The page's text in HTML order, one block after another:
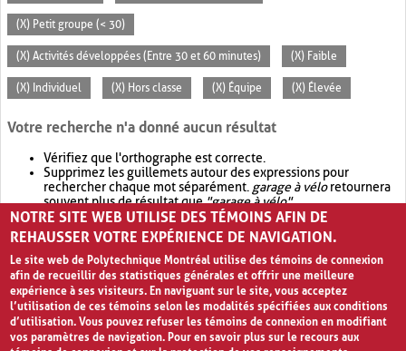
(X) Petit groupe (< 30)
(X) Activités développées (Entre 30 et 60 minutes) (X) Faible
(X) Individuel (X) Hors classe (X) Équipe (X) Élevée
Votre recherche n'a donné aucun résultat
Vérifiez que l'orthographe est correcte.
Supprimez les guillemets autour des expressions pour
rechercher chaque mot séparément. garage à véloretournera
souvent plus de résultat que"garage à vélo".
Envisagez d'élargir votre recherche avec OR.garage OR vélo
retournera souvent plus de résultat quegarage à vélo
NOTRE SITE WEB UTILISE DES TÉMOINS AFIN DE
REHAUSSER VOTRE EXPÉRIENCE DE NAVIGATION.
Le site web de Polytechnique Montréal utilise des témoins de connexion
afin de recueillir des statistiques générales et offrir une meilleure
expérience à ses visiteurs. En naviguant sur le site, vous acceptez
l’utilisation de ces témoins selon les modalités spécifiées aux conditions
d’utilisation. Vous pouvez refuser les témoins de connexion en modifiant
vos paramètres de navigation. Pour en savoir plus sur le recours aux